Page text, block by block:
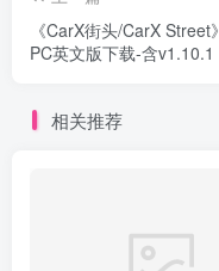
《CarX街头/CarX Street》
PC英文版下载-含v1.10.1
相关推荐